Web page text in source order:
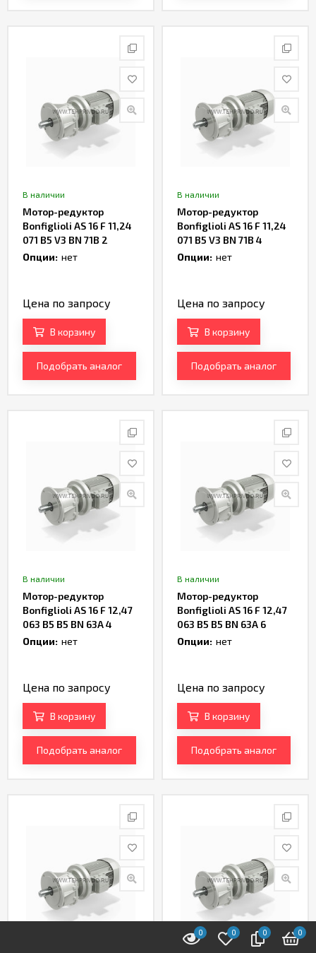
В наличии
Мотор-редуктор
Bonfiglioli AS 16 F 11,24
071 B5 V3 BN 71B 2
Артикул TH238377
Опции: нет
Цена по запросу
В корзину
Подобрать аналог
В наличии
Мотор-редуктор
Bonfiglioli AS 16 F 11,24
071 B5 V3 BN 71B 4
Артикул TH237225
Опции: нет
Цена по запросу
В корзину
Подобрать аналог
В наличии
Мотор-редуктор
Bonfiglioli AS 16 F 12,47
063 B5 B5 BN 63A 4
Артикул TH234688
Опции: нет
Цена по запросу
В корзину
Подобрать аналог
В наличии
Мотор-редуктор
Bonfiglioli AS 16 F 12,47
063 B5 B5 BN 63A 6
Артикул TH234172
Опции: нет
Цена по запросу
В корзину
Подобрать аналог
0 0 0 0